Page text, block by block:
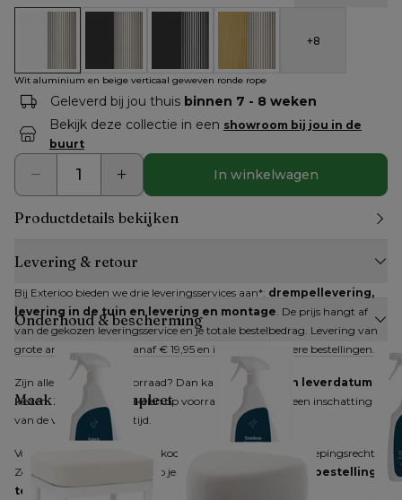
Wit aluminium en beige verticaal geweven ronde rope
Zwart aluminium en beige verticaal geweven
Zwart aluminium en zwart verticaal
Teak en beige verticaal
+8
Wit aluminium en beige verticaal geweven ronde rope
Geleverd bij jou thuis binnen 7 - 8 weken
Bekijk deze collectie in een showroom bij jou in de
buurt
In winkelwagen
Productdetails bekijken
Levering & retour
Bij Exterioo bieden we drie leveringsservices aan*: drempellevering,
levering in de tuin en levering en montage. De prijs hangt af
van de gekozen leveringsservice en je totale bestelbedrag. Levering van
grote artikelen kan al vanaf € 19,95 en is gratis bij grotere bestellingen.
Zijn alle artikelen op voorraad? Dan kan je direct een leverdatum
kiezen. Zijn niet alle artikelen op voorraad, dan krijg je een inschatting
van de verwachte levertijd.
Voor producten die online gekocht worden, geldt het herroepingsrecht.
Zodra je dit hebt gemeld, heb je
14 dagen de tijd om je bestelling
terug te sturen
Onderhoud & bescherming
Maak je look compleet